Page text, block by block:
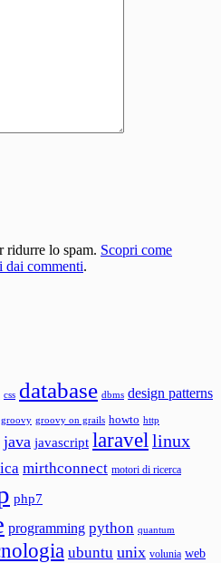
ridurre lo spam. Scopri come
dai commenti.
css database dbms design patterns
groovy groovy on grails howto http
java javascript laravel linux
mirthconnect motori di ricerca
php7
programming python quantum
ubuntu unix volunia web